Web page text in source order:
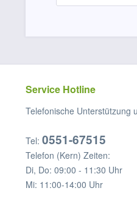
Service Hotline
Telefonische Unterstützung
Tel: 0551-67515
Telefon (Kern) Zeiten:
Di, Do: 09:00 - 11:30 Uhr
Mi: 11:00-14:00 Uhr